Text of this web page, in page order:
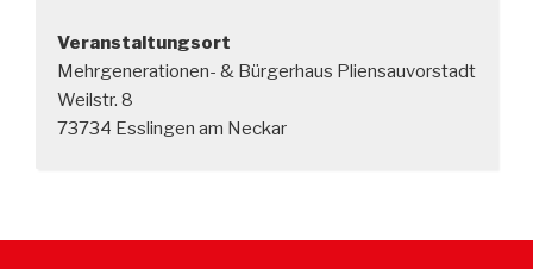
Veranstaltungsort
Mehrgenerationen- & Bürgerhaus Pliensauvorstadt
Weilstr. 8
73734 Esslingen am Neckar